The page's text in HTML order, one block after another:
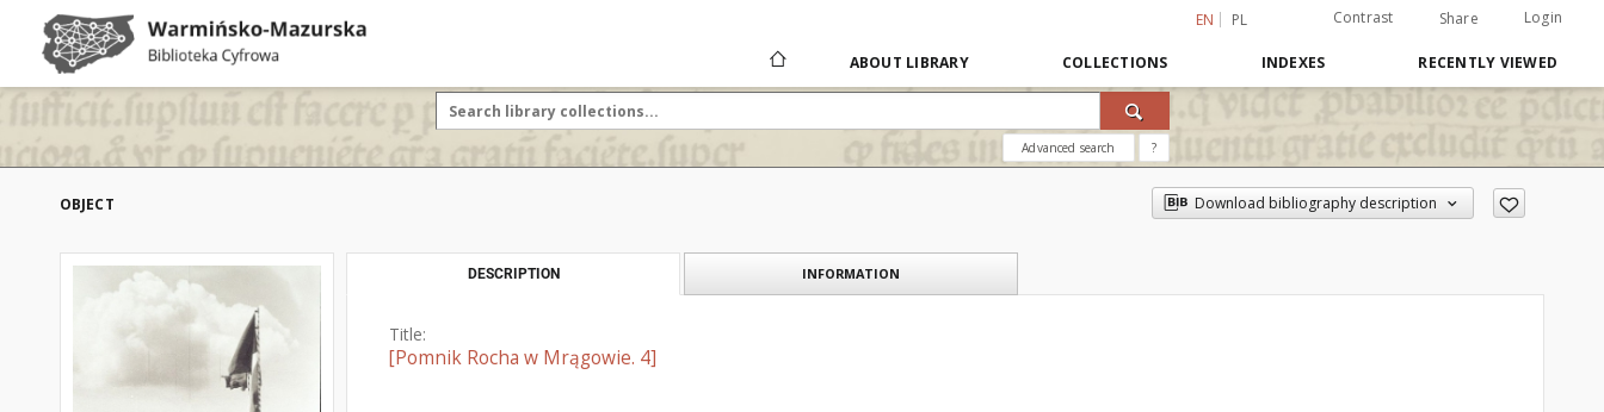
EN PL Contrast Share Login
ABOUT LIBRARY COLLECTIONS INDEXES RECENTLY VIEWED
Advanced search ?
OBJECT Download bibliography description
DESCRIPTION INFORMATION
Title:
[Pomnik Rocha w Mrągowie. 4]